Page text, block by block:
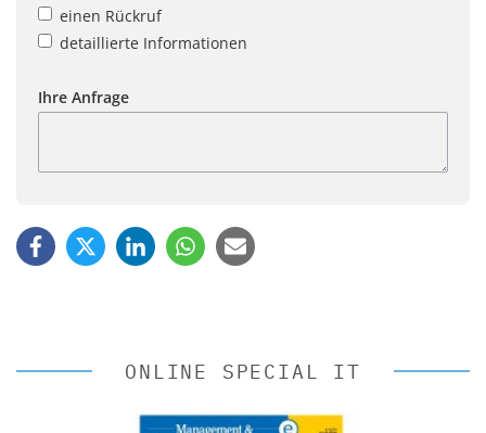
einen Rückruf
detaillierte Informationen
Ihre Anfrage
ONLINE SPECIAL IT